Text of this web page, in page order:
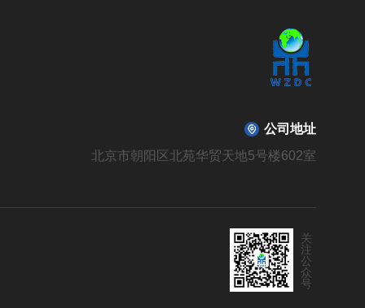
公司地址
北京市朝阳区北苑华贸天地5号楼602室
关
注
公
众
号